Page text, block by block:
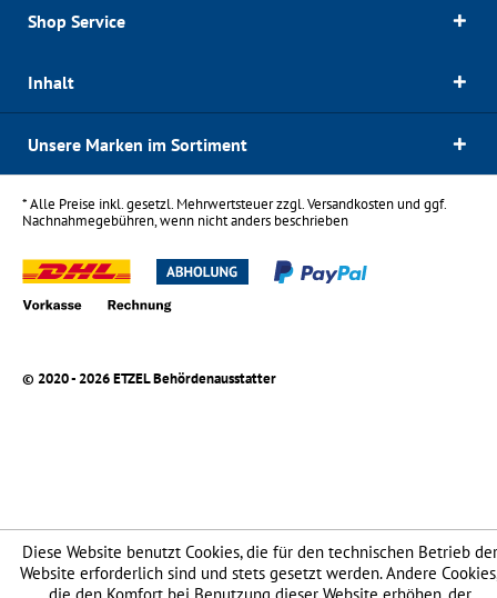
Shop Service
Inhalt
Unsere Marken im Sortiment
* Alle Preise inkl. gesetzl. Mehrwertsteuer zzgl.Versandkostenund ggf.
Nachnahmegebühren, wenn nicht anders beschrieben
© 2020 - 2026 ETZEL Behördenausstatter
Diese Website benutzt Cookies, die für den technischen Betrieb der
Website erforderlich sind und stets gesetzt werden. Andere